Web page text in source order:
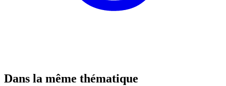
Dans la même thématique